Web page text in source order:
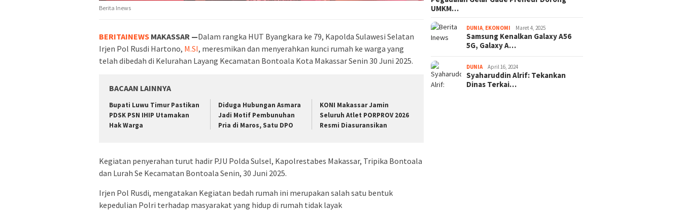
Berita Inews
BERITAINEWS MAKASSAR —Dalam rangka HUT Byangkara ke 79, Kapolda Sulawesi Selatan
Irjen Pol Rusdi Hartono, M.SI, meresmikan dan menyerahkan kunci rumah ke warga yang
telah dibedah di Kelurahan Layang Kecamatan Bontoala Kota Makassar Senin 30 Juni 2025.
BACAAN LAINNYA
Bupati Luwu Timur Pastikan
PDSK PSN IHIP Utamakan
Hak Warga
Diduga Hubungan Asmara
Jadi Motif Pembunuhan
Pria di Maros, Satu DPO
KONI Makassar Jamin
Seluruh Atlet PORPROV 2026
Resmi Diasuransikan
Kegiatan penyerahan turut hadir PJU Polda Sulsel, Kapolrestabes Makassar, Tripika Bontoala
dan Lurah Se Kecamatan Bontoala Senin, 30 Juni 2025.
Irjen Pol Rusdi, mengatakan Kegiatan bedah rumah ini merupakan salah satu bentuk
kepedulian Polri terhadap masyarakat yang hidup di rumah tidak layak
UMKM…
DUNIA, EKONOMI Maret 4, 2025
Samsung Kenalkan Galaxy A56
5G, Galaxy A…
DUNIA April 16, 2024
Syaharuddin Alrif: Tekankan
Dinas Terkai…